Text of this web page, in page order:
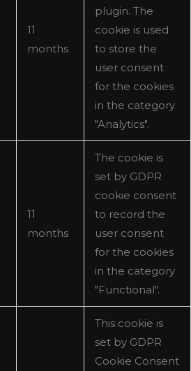
11
months
plugin. The
cookie is used
to store the
user consent
for the cookies
in the category
"Analytics".
11
months
The cookie is
set by GDPR
cookie consent
to record the
user consent
for the cookies
in the category
"Functional".
This cookie is
set by GDPR
Cookie Consent